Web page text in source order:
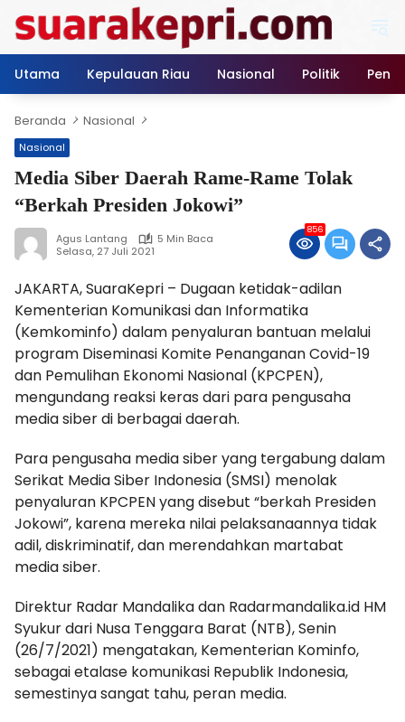
konten
Utama
Kepulauan Riau Nasional Politik
Beranda Nasional
Nasional
Media Siber Daerah Rame-Rame Tolak
“Berkah Presiden Jokowi”
Agus Lantang
5 Min Baca
Selasa, 27 Juli 2021
856
JAKARTA, SuaraKepri – Dugaan ketidak-adilan
Kementerian Komunikasi dan Informatika
(Kemkominfo) dalam penyaluran bantuan melalui
program Diseminasi Komite Penanganan Covid-19
dan Pemulihan Ekonomi Nasional (KPCPEN),
mengundang reaksi keras dari para pengusaha
media siber di berbagai daerah.
Para pengusaha media siber yang tergabung dalam
Serikat Media Siber Indonesia (SMSI) menolak
penyaluran KPCPEN yang disebut “berkah Presiden
Jokowi”, karena mereka nilai pelaksanaannya tidak
adil, diskriminatif, dan merendahkan martabat
media siber.
Direktur Radar Mandalika dan Radarmandalika.id HM
Syukur dari Nusa Tenggara Barat (NTB), Senin
(26/7/2021) mengatakan, Kementerian Kominfo,
sebagai etalase komunikasi Republik Indonesia,
semestinya sangat tahu, peran media.